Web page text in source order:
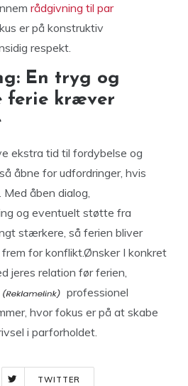
rådgivning til par
er på konstruktiv
respekt.
En tryg og
ferie kræver
ekstra tid til fordybelse og
åbne for udfordringer, hvis
åben dialog,
og eventuelt støtte fra
stærkere, så ferien bliver
for konflikt.Ønsker I konkret
jeres relation før ferien,
professionel
hvor fokus er på at skabe
i parforholdet.
TWITTER